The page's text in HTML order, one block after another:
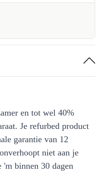
en tot wel 40%
Je refurbed product
garantie van 12
niet aan je
binnen 30 dagen